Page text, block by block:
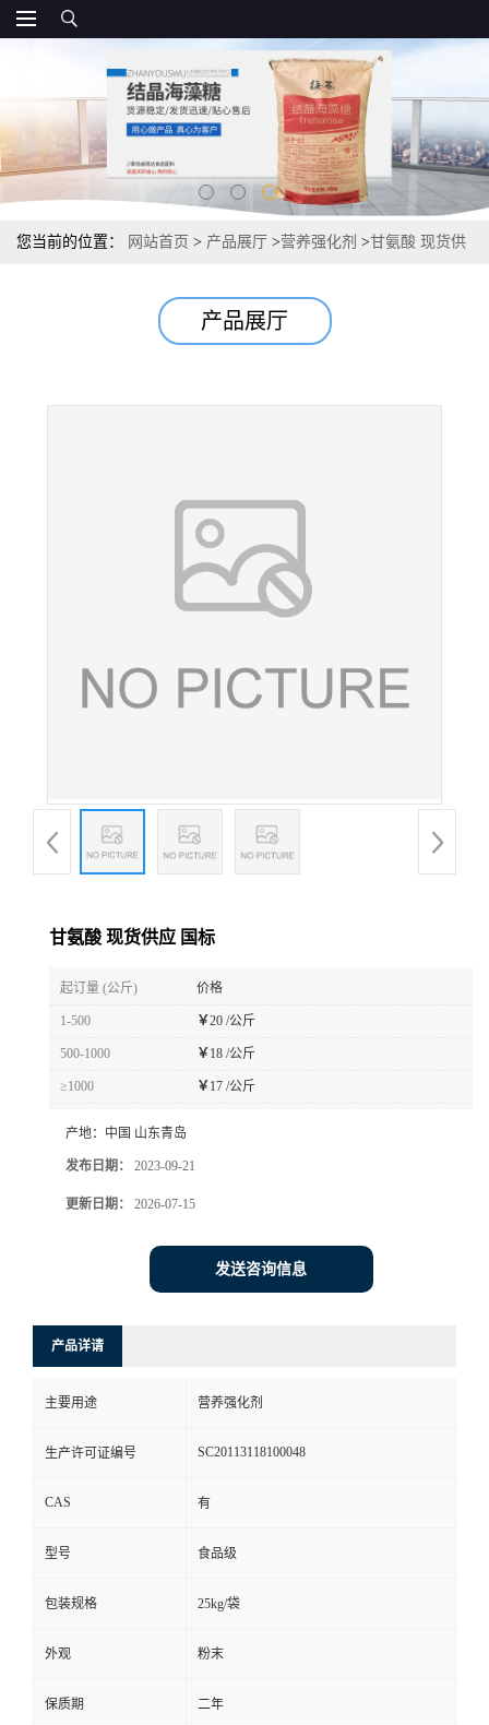
您当前的位置： 网站首页 > 产品展厅 >营养强化剂 >甘氨酸 现货供
产品展厅
甘氨酸 现货供应 国标
起订量 (公斤) 价格
1-500 ￥20 /公斤
500-1000 ￥ 18 /公斤
≥1000 ￥ 17 /公斤
产地： 中国 山东青岛
发布日期： 2023-09-21
更新日期： 2026-07-15
发送咨询信息
产品详请
主要用途 营养强化剂
生产许可证编号 SC20113118100048
CAS 有
型号 食品级
包装规格 25kg/袋
外观 粉末
保质期 二年